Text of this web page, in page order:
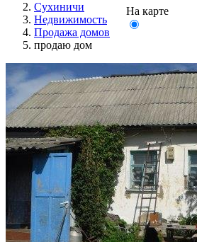
Сухиничи
Недвижимость
Продажа домов
продаю дом
На карте